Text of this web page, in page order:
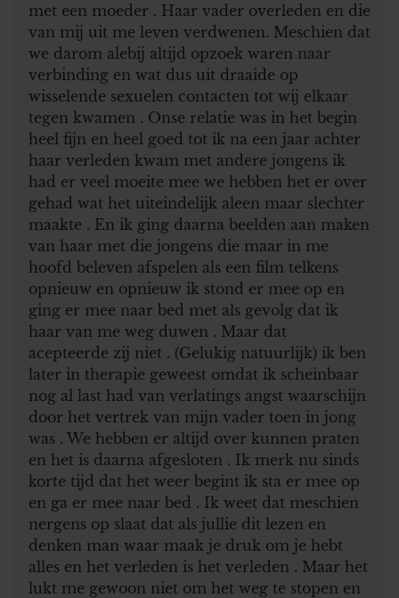
met een moeder . Haar vader overleden en die
van mij uit me leven verdwenen. Meschien dat
we darom alebij altijd opzoek waren naar
verbinding en wat dus uit draaide op
wisselende sexuelen contacten tot wij elkaar
tegen kwamen . Onse relatie was in het begin
heel fijn en heel goed tot ik na een jaar achter
haar verleden kwam met andere jongens ik
had er veel moeite mee we hebben het er over
gehad wat het uiteindelijk aleen maar slechter
maakte . En ik ging daarna beelden aan maken
van haar met die jongens die maar in me
hoofd beleven afspelen als een film telkens
opnieuw en opnieuw ik stond er mee op en
ging er mee naar bed met als gevolg dat ik
haar van me weg duwen . Maar dat
acepteerde zij niet . (Gelukig natuurlijk) ik ben
later in therapie geweest omdat ik scheinbaar
nog al last had van verlatings angst waarschijn
door het vertrek van mijn vader toen in jong
was . We hebben er altijd over kunnen praten
en het is daarna afgesloten . Ik merk nu sinds
korte tijd dat het weer begint ik sta er mee op
en ga er mee naar bed . Ik weet dat meschien
nergens op slaat dat als jullie dit lezen en
denken man waar maak je druk om je hebt
alles en het verleden is het verleden . Maar het
lukt me gewoon niet om het weg te stopen en